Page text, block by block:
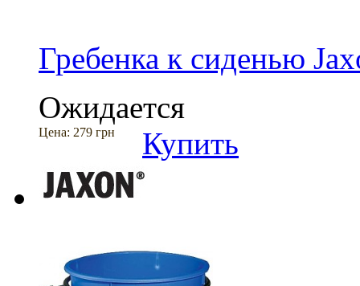
Гребенка к сиденью
Ожидается
Цена: 279 грн Купить